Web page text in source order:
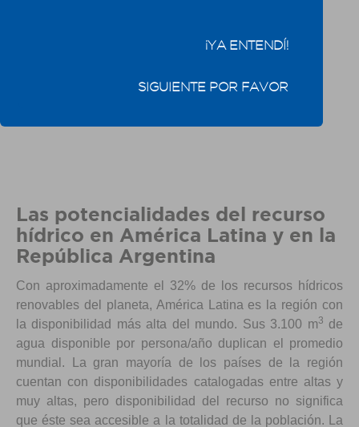
Las potencialidades del recurso
hídrico en América Latina y en la
República Argentina
Con aproximadamente el 32% de los recursos hídricos
renovables del planeta, América Latina es la región con
la disponibilidad más alta del mundo. Sus 3.100 m3 de
agua disponible por persona/año duplican el promedio
mundial. La gran mayoría de los países de la región
cuentan con disponibilidades catalogadas entre altas y
muy altas, pero disponibilidad del recurso no significa
que éste sea accesible a la totalidad de la población. La
¡YA ENTENDÍ!
SIGUIENTE POR FAVOR